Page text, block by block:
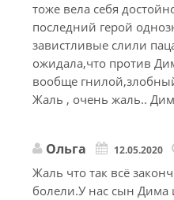
тоже вела себя
последний герой
завистливые слили
ожидала,что против
вообще
Жаль , очень жаль..
Ольга 12.05.2020
Жаль что так всё
болели.У нас сын Дима